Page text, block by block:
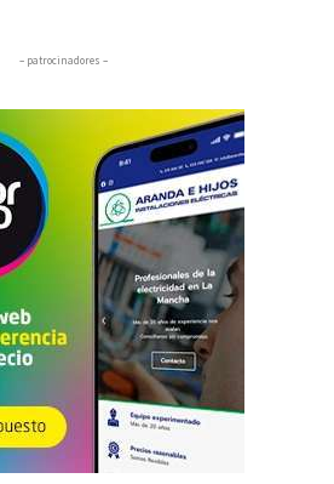
– patrocinadores –